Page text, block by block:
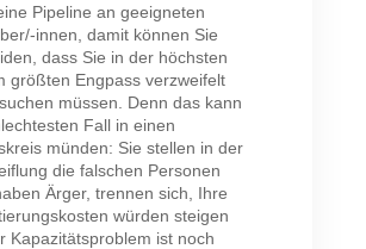
Pipeline an geeigneten
innen, damit können Sie
dass Sie in der höchsten
größten Engpass verzweifelt
müssen. Denn das kann
Fall in einen
münden: Sie stellen in der
die falschen Personen
Ärger, trennen sich, Ihre
würden steigen
Kapazitätsproblem ist noch